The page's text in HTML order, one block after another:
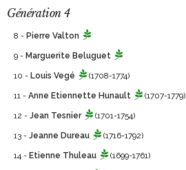
Génération 4
8 - Pierre Valton
9 - Marguerite Beluguet
10 - Louis Vegé (1708-1774)
11 - Anne Etiennette Hunault (1707-1779)
12 - Jean Tesnier (1701-1754)
13 - Jeanne Dureau (1716-1792)
14 - Etienne Thuleau (1699-1761)